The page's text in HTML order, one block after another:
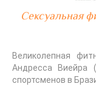
Сексуальная
Великолепная
Андресса Виейра
спортсменов в